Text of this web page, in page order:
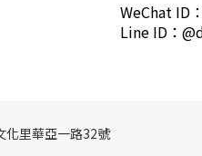
WeChat ID
Line ID：
化里華亞一路32號